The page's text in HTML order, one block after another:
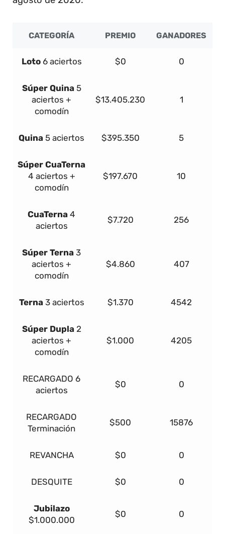
CATEGORÍA PREMIO GANADORES
Loto 6 aciertos $0 0
Súper Quina 5
aciertos +
comodín
$13.405.230 1
Quina 5 aciertos $395.350 5
Súper CuaTerna
4 aciertos +
comodín
$197.670 10
CuaTerna 4
aciertos
$7.720 256
Súper Terna 3
aciertos +
comodín
$4.860 407
Terna 3 aciertos $1.370 4542
Súper Dupla 2
aciertos +
comodín
$1.000 4205
RECARGADO 6
aciertos
$0 0
RECARGADO
Terminación
$500 15876
REVANCHA $0 0
DESQUITE $0 0
Jubilazo
$1.000.000
$0 0